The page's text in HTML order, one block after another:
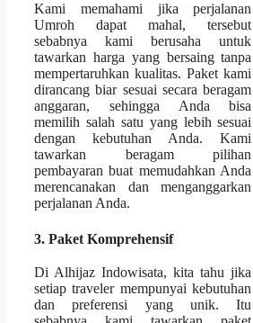
Kami memahami jika perjalanan
Umroh dapat mahal, tersebut
sebabnya kami berusaha untuk
tawarkan harga yang bersaing tanpa
mempertaruhkan kualitas. Paket kami
dirancang biar sesuai secara beragam
anggaran, sehingga Anda bisa
memilih salah satu yang lebih sesuai
dengan kebutuhan Anda. Kami
tawarkan beragam pilihan
pembayaran buat memudahkan Anda
merencanakan dan menganggarkan
perjalanan Anda.
3. Paket Komprehensif
Di Alhijaz Indowisata, kita tahu jika
setiap traveler mempunyai kebutuhan
dan preferensi yang unik. Itu